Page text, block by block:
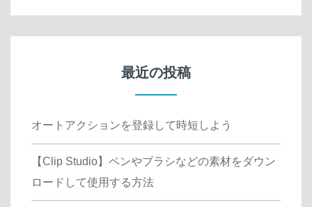
最近の投稿
オートアクションを登録して時短しよう
【Clip Studio】ペンやブラシなどの素材をダウン
ロードして使用する方法